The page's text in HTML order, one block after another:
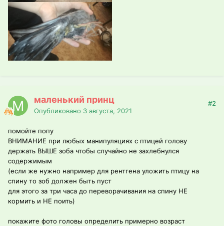
маленький принц
Опубликовано 3 августа, 2021
#2
помойте попу
ВНИМАНИЕ при любых манипуляциях с птицей голову
держать ВЫШЕ зоба чтобы случайно не захлебнулся
содержимым
(если же нужно например для рентгена уложить птицу на
спину то зоб должен быть пуст
для этого за три часа до переворачивания на спину НЕ
кормить и НЕ поить)
покажите фото головы определить примерно возраст